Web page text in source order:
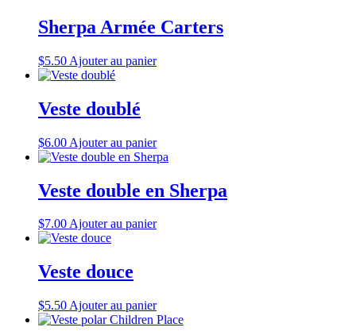
Sherpa Armée Carters
$5.50 Ajouter au panier
Veste doublé
$6.00 Ajouter au panier
Veste double en Sherpa
$7.00Ajouter au panier
Veste douce
$5.50 Ajouter au panier